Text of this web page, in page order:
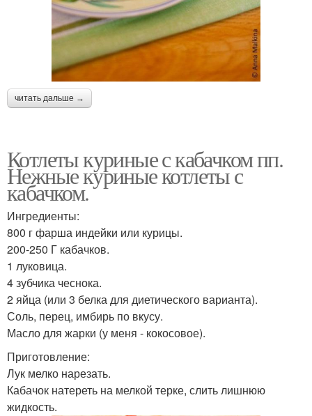
читать дальше →
Котлеты куриные с кабачком пп.
Нежные куриные котлеты с
кабачком.
Ингредиенты:
800 г фарша индейки или курицы.
200-250 Г кабачков.
1 луковица.
4 зубчика чеснока.
2 яйца (или 3 белка для диетического варианта).
Соль, перец, имбирь по вкусу.
Масло для жарки (у меня - кокосовое).
Приготовление:
Лук мелко нарезать.
Кабачок натереть на мелкой терке, слить лишнюю
жидкость.